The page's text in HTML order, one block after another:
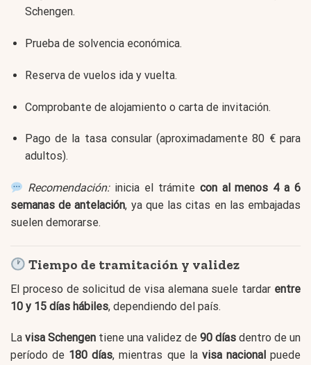
Schengen.
Prueba de solvencia económica.
Reserva de vuelos ida y vuelta.
Comprobante de alojamiento o carta de invitación.
Pago de la tasa consular (aproximadamente 80 € para
adultos).
Recomendación:inicia el trámite con al menos 4 a 6
semanas de antelación, ya que las citas en las embajadas
suelen demorarse.
Tiempo de tramitación y validez
El proceso de solicitud de visa alemana suele tardar entre
10 y 15 días hábiles, dependiendo del país.
La visa Schengen tiene una validez de 90 días dentro de un
período de 180 días, mientras que la visa nacional puede